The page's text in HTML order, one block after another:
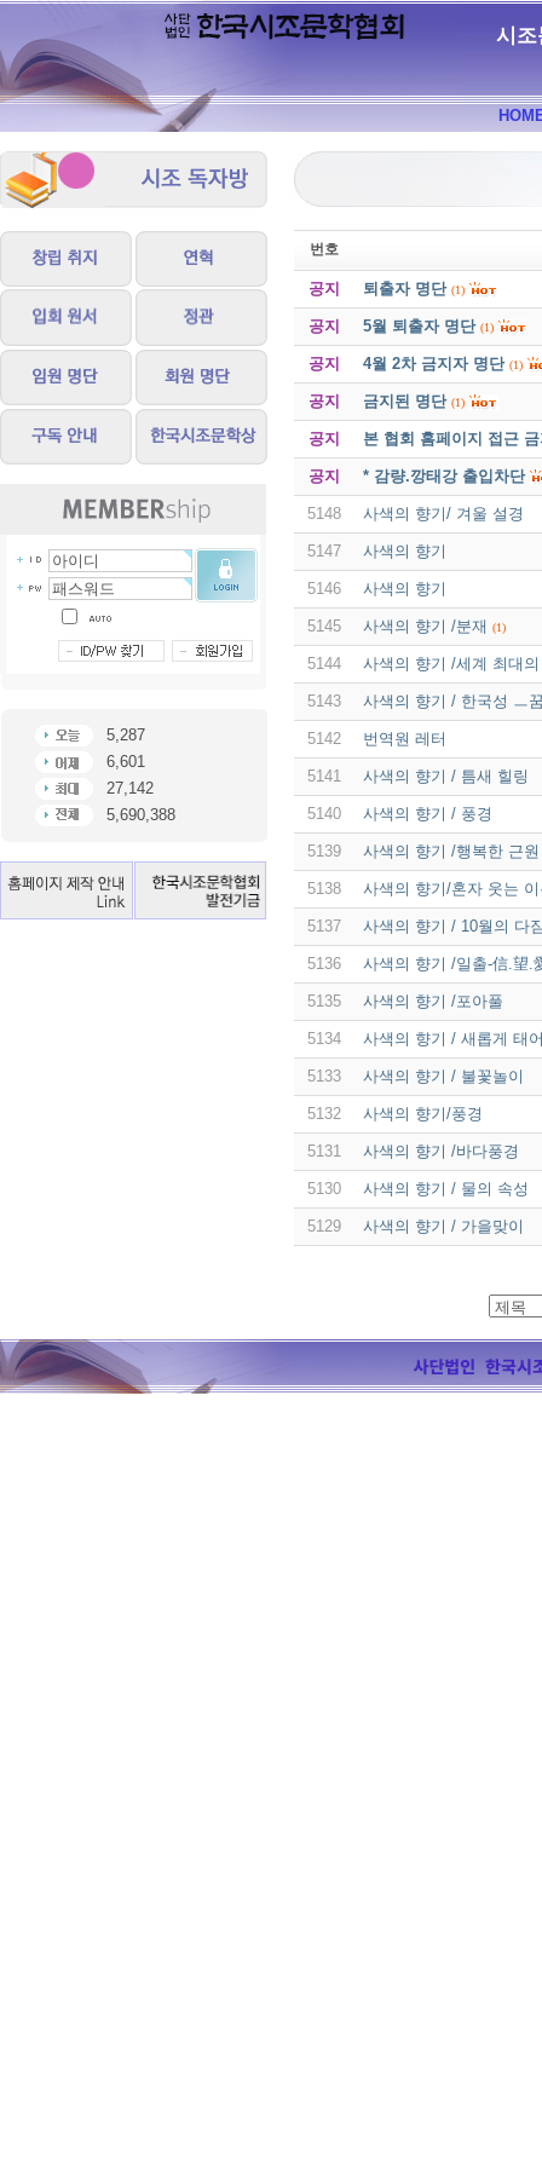
시조
5,287
6,601
27,142
5,690,388
번호
공지 퇴출자 명단 (1)
공지 5월 퇴출자 명단 (1)
공지 4월 2차 금지자 명단 (1)
공지 금지된 명단 (1)
공지 본 협회 홈페이지 접근
공지 * 감량.깡태강 출입차단
5148 사색의 향기/ 겨울 설경
5147 사색의 향기
5146 사색의 향기
5145 사색의 향기 /분재 (1)
5144 사색의 향기 /세계 최대
5143 사색의 향기 / 한국성 ㅡ
5142 번역원 레터
5141 사색의 향기 / 틈새 힐링
5140 사색의 향기 / 풍경
5139 사색의 향기 /행복한 근원
5138 사색의 향기/혼자 웃는 이
5137 사색의 향기 / 10월의 다
5136 사색의 향기 /일출-信.望.
5135 사색의 향기 /포아풀
5134 사색의 향기 / 새롭게 태
5133 사색의 향기 / 불꽃놀이
5132 사색의 향기/풍경
5131 사색의 향기 /바다풍경
5130 사색의 향기 / 물의 속성
5129 사색의 향기 / 가을맞이